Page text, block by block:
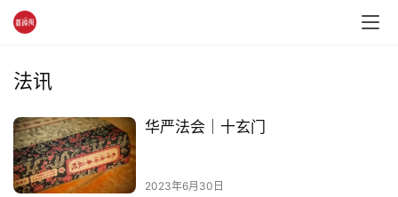
资
讯
八
点
法讯
华严法会｜十玄门
2023年6月30日